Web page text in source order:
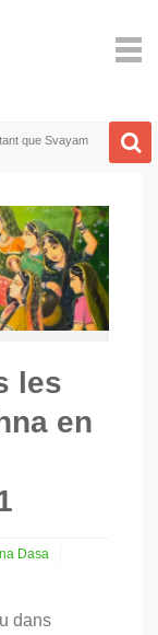
que Svayam
les
en
Dasa
dans